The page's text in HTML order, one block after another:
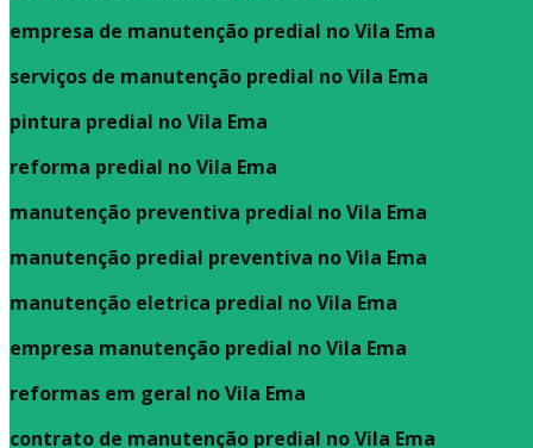
empresa de manutenção predial no Vila Ema
serviços de manutenção predial no Vila Ema
pintura predial no Vila Ema
reforma predial no Vila Ema
manutenção preventiva predial no Vila Ema
manutenção predial preventiva no Vila Ema
manutenção eletrica predial no Vila Ema
empresa manutenção predial no Vila Ema
reformas em geral no Vila Ema
contrato de manutenção predial no Vila Ema